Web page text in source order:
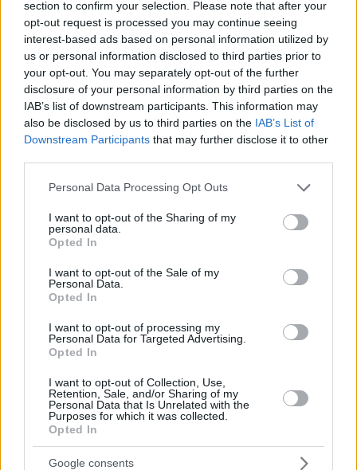
section to confirm your selection. Please note that after your
opt-out request is processed you may continue seeing
interest-based ads based on personal information utilized by
us or personal information disclosed to third parties prior to
your opt-out. You may separately opt-out of the further
disclosure of your personal information by third parties on the
IAB’s list of downstream participants. This information may
also be disclosed by us to third parties on the IAB’s List of
Downstream Participants that may further disclose it to other
Please note that this website/app uses one or more Google
not limited to your visit or usage behaviour. You may click to
grant or deny consent to Google and its third-party tags to
use your data for below specified purposes in below Google
consent section.
Personal Data Processing Opt Outs
I want to opt-out of the Sharing of my
personal data.
Opted In
I want to opt-out of the Sale of my
Personal Data.
Opted In
I want to opt-out of processing my
Personal Data for Targeted Advertising.
Opted In
I want to opt-out of Collection, Use,
Retention, Sale, and/or Sharing of my
Personal Data that Is Unrelated with the
Purposes for which it was collected.
Opted In
Google consents
Il cugino e il marito di mamma sono stati catturati il 12 luglio
2020 alla stazione ferroviaria di Kelenföld, Budapest, Erano
in possesso di un kg di marijuana, che hanno cercato di
contrabbandare da Vienna, in Austria, in Ungheria.
Un altro corriere della mamma è stato catturato il 23 ottobre
2020 alla stazione ferroviaria di Szob, in Ungheria, era in
possesso di oltre 3 kg di marijuana, che ha portato dalla
Slovacchia Un altro uomo ha anche affermato di agire su
ordine della mamma quando è stato catturato alla stazione
ferroviaria di Szob più tardi a dicembre. Trasportava 1 kg di
l’11 gennaio 2021, mentre cercava di contrabbandare migranti
siriani attraverso i confini meridionali dell’Ungheria. Era con
uno dei suoi associati e sei cittadini siriani; sono stati catturati
L’indagine sulla tratta di esseri umani è condotta dalla polizia
della contea di Jász-Nagykun-Szolnok. La mamma è stata
presa in custodia dalla polizia ed è stata presentata una
mozione per arrestarla.
criminalità #polizia #soldi #ungheria
Leave a Reply